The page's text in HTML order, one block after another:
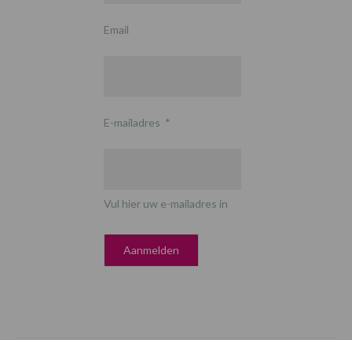
Email
E-mailadres *
Vul hier uw e-mailadres in